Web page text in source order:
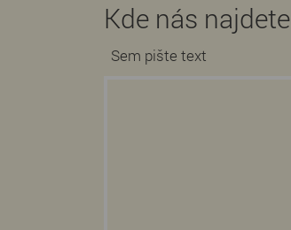
Kde nás najdete
Sem pište text